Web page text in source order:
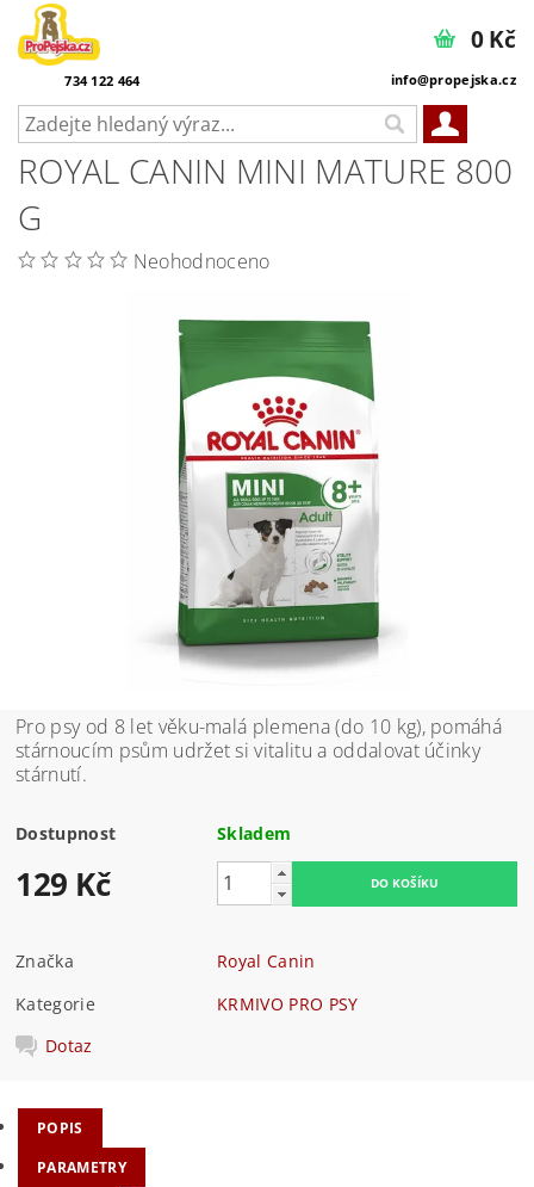
734 122 464 info@propejska.cz
0 Kč
ROYAL CANIN MINI MATURE 800
G
Neohodnoceno
Pro psy od 8 let věku-malá plemena (do 10 kg), pomáhá
stárnoucím psům udržet si vitalitu a oddalovat účinky
stárnutí.
Dostupnost Skladem
129 Kč
Značka
Royal Canin
Kategorie
KRMIVO PRO PSY
Dotaz
POPIS
PARAMETRY